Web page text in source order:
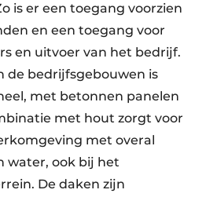
is er een toegang voorzien
en een toegang voor
en uitvoer van het bedrijf.
de bedrijfsgebouwen is
met betonnen panelen
met hout zorgt voor
met overal
water, ook bij het
De daken zijn